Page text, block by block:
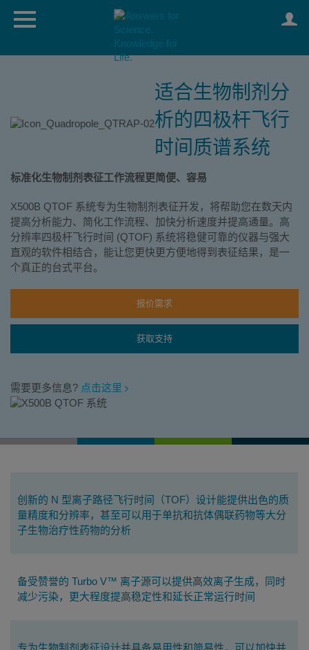
适合生物制剂分
析的四极杆飞行
时间质谱系统
标准化生物制剂表征工作流程更简便、容易
X500B QTOF 系统专为生物制剂表征开发，将帮助您在数天内
提高分析能力、简化工作流程、加快分析速度并提高通量。高
分辨率四极杆飞行时间 (QTOF) 系统将稳健可靠的仪器与强大
直观的软件相结合，能让您更快更方便地得到表征结果，是一
个真正的台式平台。
报价需求
获取支持
需要更多信息? 点击这里
要
特
创新的 N 型离子路径飞行时间（TOF）设计能提供出色的质
量精度和分辨率，甚至可以用于单抗和抗体偶联药物等大分
子生物治疗性药物的分析
备受赞誉的 Turbo V™ 离子源可以提供高效离子生成，同时
减少污染，更大程度提高稳定性和延长正常运行时间
专为生物制剂表征设计并具备易用性和简易性，可以加快并